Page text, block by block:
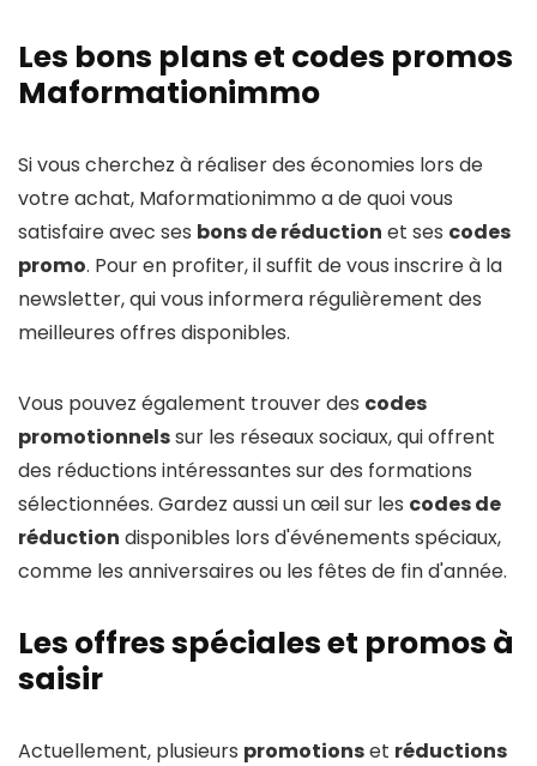
Les bons plans et codes promos
Maformationimmo
Si vous cherchez à réaliser des économies lors de
votre achat, Maformationimmo a de quoi vous
satisfaire avec ses bons de réduction et ses codes
promo. Pour en profiter, il suffit de vous inscrire à la
newsletter, qui vous informera régulièrement des
meilleures offres disponibles.
Vous pouvez également trouver des codes
promotionnelssur les réseaux sociaux, qui offrent
des réductions intéressantes sur des formations
sélectionnées. Gardez aussi un œil sur les codes de
réduction disponibles lors d'événements spéciaux,
comme les anniversaires ou les fêtes de fin d'année.
Les offres spéciales et promos à
saisir
Actuellement, plusieurs promotionset réductions